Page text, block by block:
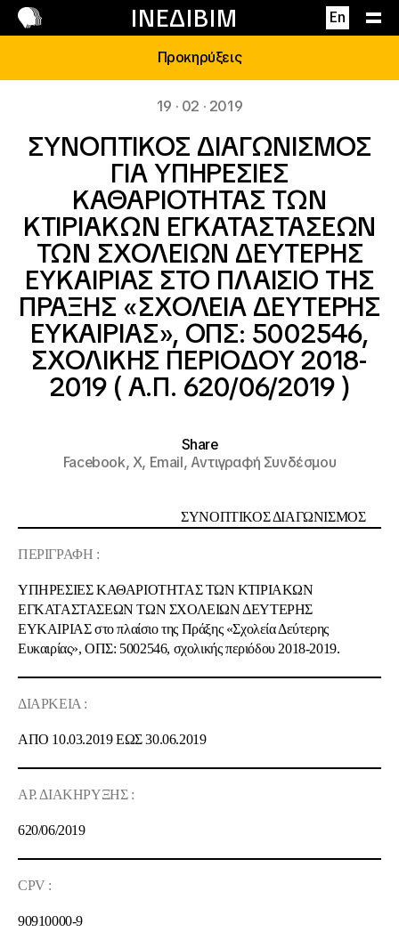
ΙΝΕΔΙΒΙΜ En
Επικοινωνία
Προκηρύξεις
19 · 02 · 2019
ΣΥΝΟΠΤΙΚΟΣ ΔΙΑΓΩΝΙΣΜΟΣ
ΓΙΑ ΥΠΗΡΕΣΙΕΣ
ΚΑΘΑΡΙΟΤΗΤΑΣ ΤΩΝ
ΚΤΙΡΙΑΚΩΝ ΕΓΚΑΤΑΣΤΑΣΕΩΝ
ΤΩΝ ΣΧΟΛΕΙΩΝ ΔΕΥΤΕΡΗΣ
ΕΥΚΑΙΡΙΑΣ ΣΤΟ ΠΛΑΙΣΙΟ ΤΗΣ
ΠΡΑΞΗΣ «ΣΧΟΛΕΙΑ ΔΕΥΤΕΡΗΣ
ΕΥΚΑΙΡΙΑΣ», ΟΠΣ: 5002546,
ΣΧΟΛΙΚΗΣ ΠΕΡΙΟΔΟΥ 2018-
2019 ( Α.Π. 620/06/2019 )
Share
Facebook,X, Email,Αντιγραφή Συνδέσμου
ΣΥΝΟΠΤΙΚΟΣ ΔΙΑΓΩΝΙΣΜΟΣ
ΠΕΡΙΓΡΑΦΗ :
ΥΠΗΡΕΣΙΕΣ ΚΑΘΑΡΙΟΤΗΤΑΣ ΤΩΝ ΚΤΙΡΙΑΚΩΝ
ΕΓΚΑΤΑΣΤΑΣΕΩΝ ΤΩΝ ΣΧΟΛΕΙΩΝ ΔΕΥΤΕΡΗΣ
ΕΥΚΑΙΡΙΑΣ στο πλαίσιο της Πράξης «Σχολεία Δεύτερης
Ευκαιρίας», ΟΠΣ: 5002546, σχολικής περιόδου 2018-2019.
ΔΙΑΡΚΕΙΑ :
ΑΠΟ 10.03.2019 ΕΩΣ 30.06.2019
ΑΡ. ΔΙΑΚΗΡΥΞΗΣ :
620/06/2019
CPV :
90910000-9